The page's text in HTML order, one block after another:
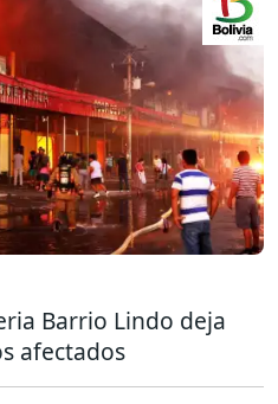
Barrio Lindo deja
afectados